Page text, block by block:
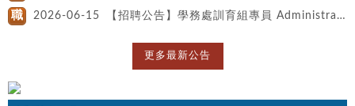
職 2026-06-15 【招聘公告】學務處訓育組專員 Administrator in the Students Affairs
更多最新公告